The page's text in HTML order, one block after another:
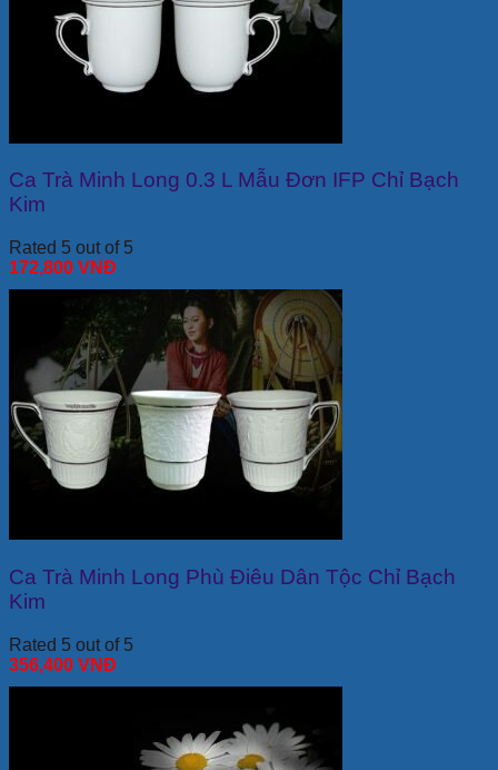
Ca Trà Minh Long 0.3 L Mẫu Đơn IFP Chỉ Bạch
Kim
Rated 5 out of 5
172,800 VNĐ
Ca Trà Minh Long Phù Điêu Dân Tộc Chỉ Bạch
Kim
Rated 5 out of 5
356,400 VNĐ